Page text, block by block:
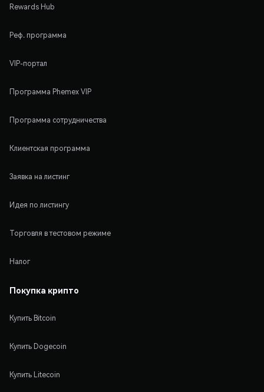
Rewards Hub
Реф. программа
VIP-портал
Программа Phemex VIP
Программа сотрудничества
Клиентская программа
Заявка на листинг
Идея по листингу
Торговля в тестовом режиме
Налог
Покупка крипто
Купить Bitcoin
Купить Dogecoin
Купить Litecoin